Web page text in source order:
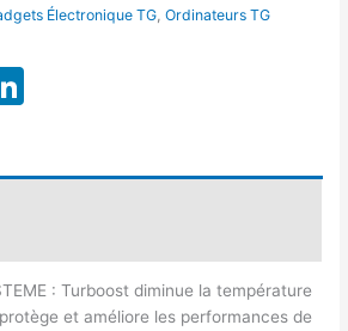
Électronique TG ,Ordinateurs TG
: Turboost diminue la température
et améliore les performances de